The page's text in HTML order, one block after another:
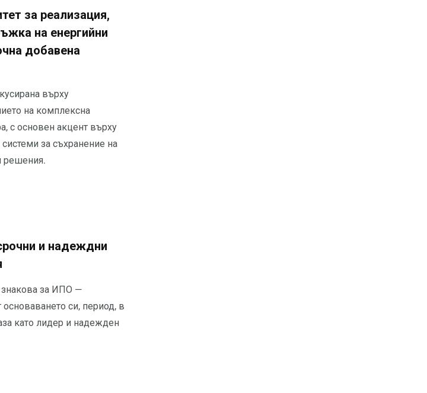
за реализация,
на енергийни
добавена
върху
на комплексна
с основен акцент върху
за съхранение на
решения.
и надеждни
за ИПО —
си, период, в
като лидер и надежден